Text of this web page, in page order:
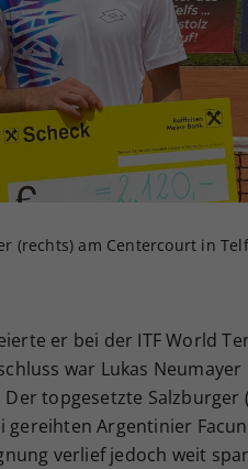
(rechts) am Centercourt in
er bei der ITF World
war Lukas Neumayer
topgesetzte Salzburger
gereihten Argentinier
verlief jedoch weit
Ihrer vorgenommen
Webseiten-Betreiber dies